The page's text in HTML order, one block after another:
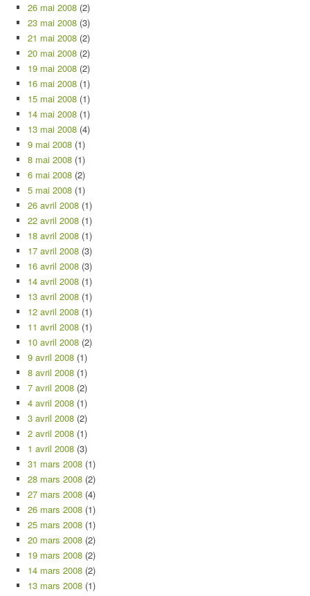
26 mai 2008 (2)
23 mai 2008 (3)
21 mai 2008 (2)
20 mai 2008 (2)
19 mai 2008 (2)
16 mai 2008 (1)
15 mai 2008 (1)
14 mai 2008 (1)
13 mai 2008 (4)
9 mai 2008 (1)
8 mai 2008 (1)
6 mai 2008 (2)
5 mai 2008 (1)
26 avril 2008 (1)
22 avril 2008 (1)
18 avril 2008 (1)
17 avril 2008 (3)
16 avril 2008 (3)
14 avril 2008 (1)
13 avril 2008 (1)
12 avril 2008 (1)
11 avril 2008 (1)
10 avril 2008 (2)
9 avril 2008 (1)
8 avril 2008 (1)
7 avril 2008 (2)
4 avril 2008 (1)
3 avril 2008 (2)
2 avril 2008 (1)
1 avril 2008 (3)
31 mars 2008 (1)
28 mars 2008 (2)
27 mars 2008 (4)
26 mars 2008 (1)
25 mars 2008 (1)
20 mars 2008 (2)
19 mars 2008 (2)
14 mars 2008 (2)
13 mars 2008 (1)